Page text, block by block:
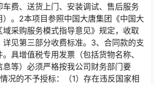
车费、送货上门、安装调试、售后服务
。2本项目参照中国大唐集团《中国大
域采购服务模式指导意见》规定，收取
见第三部分收费标准。3、合同款的支
具增值税专用发票（包括货物名称、
等）必须严格按我公司财务部门要
况的不予授标：（1）存在违反国家相